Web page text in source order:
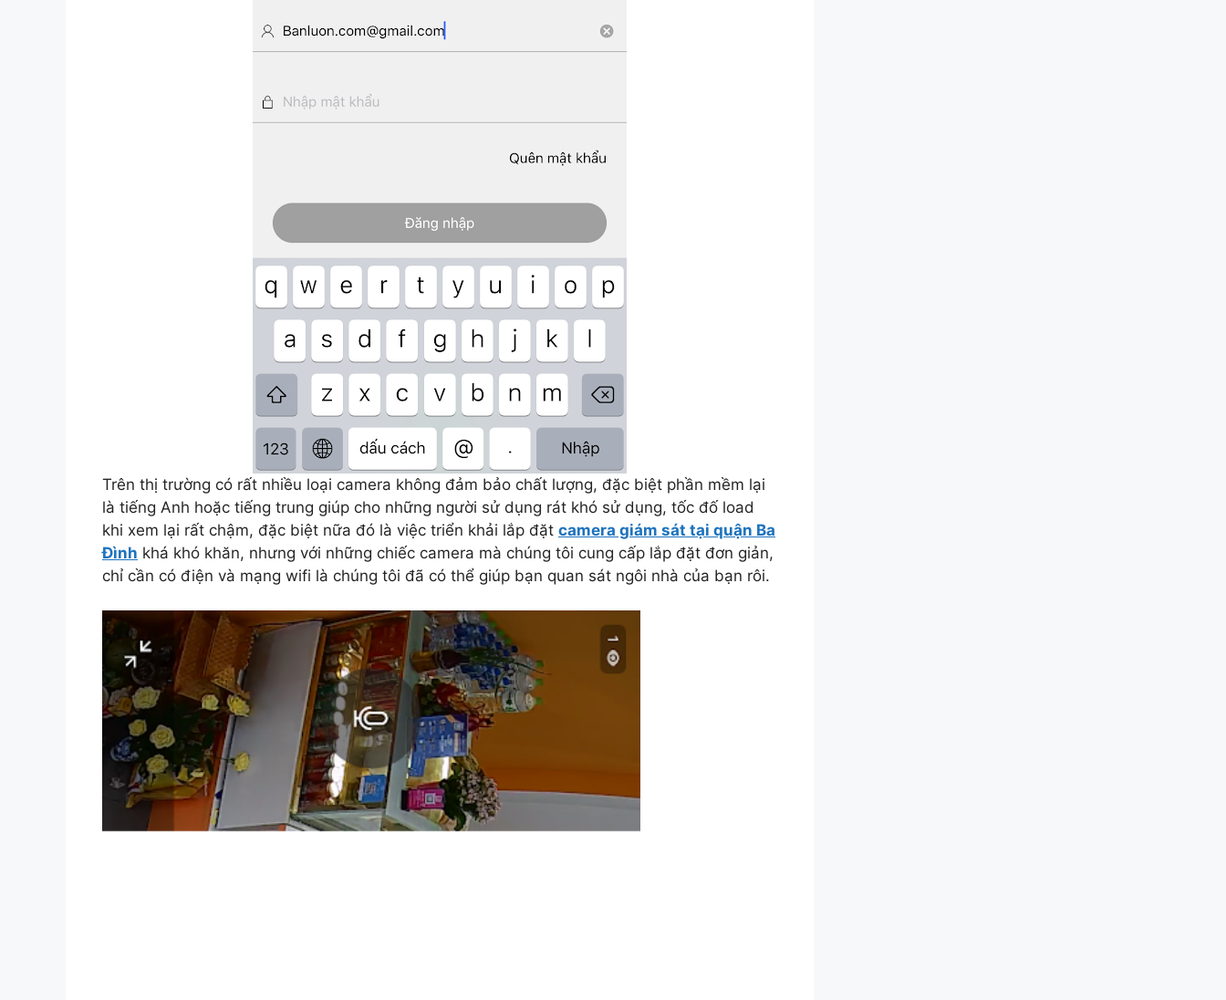
Trên thị trường có rất nhiều loại camera không đảm bảo chất lượng, đặc biệt phần mềm lại
là tiếng Anh hoặc tiếng trung giúp cho những người sử dụng rát khó sử dụng, tốc đố load
khi xem lại rất chậm, đặc biệt nữa đó là việc triển khải lắp đặt camera giám sát tại quận Ba
Đình khá khó khăn, nhưng với những chiếc camera mà chúng tôi cung cấp lắp đặt đơn giản,
chỉ cần có điện và mạng wifi là chúng tôi đã có thể giúp bạn quan sát ngôi nhà của bạn rôi.